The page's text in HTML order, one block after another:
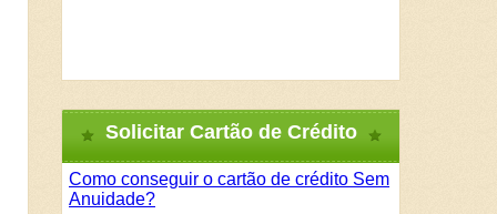
Solicitar Cartão de Crédito
Como conseguir o cartão de crédito Sem
Anuidade?